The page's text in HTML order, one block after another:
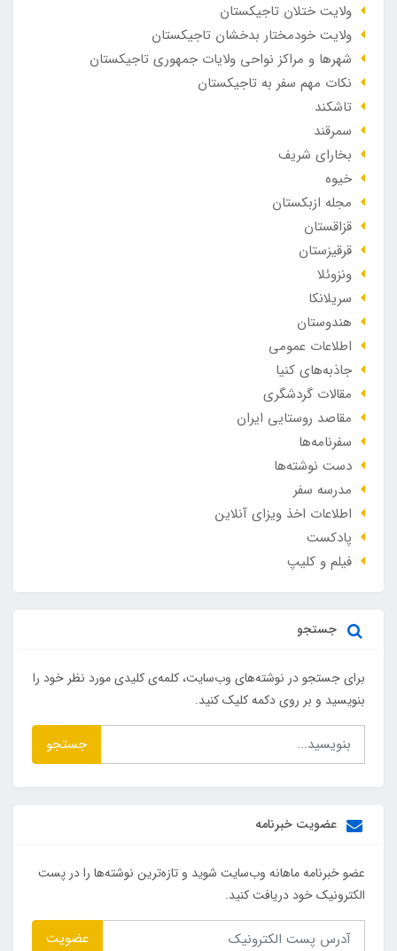
ولایت ختلان تاجیکستان
ولایت خودمختار بدخشان تاجیکستان
شهرها و مراکز نواحی ولایات جمهوری تاجیکستان
نکات مهم سفر به تاجیکستان
تاشکند
سمرقند
بخارای شریف
خیوه
مجله ازبکستان
قزاقستان
قرقیزستان
ونزوئلا
سریلانکا
هندوستان
اطلاعات عمومی
جاذبه‌های کنیا
مقالات گردشگری
مقاصد روستایی ایران
سفرنامه‌ها
دست نوشته‌ها
مدرسه سفر
اطلاعات اخذ ویزای آنلاین
پادکست
فیلم و کلیپ
جستجو
برای جستجو در نوشته‌های وب‌سایت، کلمه‌ی کلیدی مورد نظر خود را
بنویسید و بر روی دکمه کلیک کنید.
جستجو
عضویت خبرنامه
عضو خبرنامه ماهانه وب‌سایت شوید و تازه‌ترین نوشته‌ها را در پست
الکترونیک خود دریافت کنید.
عضویت